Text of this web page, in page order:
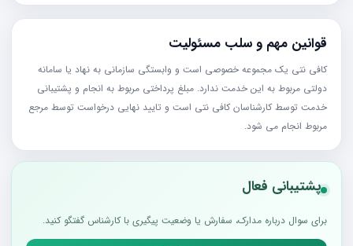
قوانین مهم و سلب مسئولیت
کافی نتی یک مجموعه خصوصی است و وابستگی سازمانی به نهاد یا سامانه
دولتی مربوط به این خدمت ندارد. مبلغ پرداختی مربوط به انجام و پشتیبانی
خدمت توسط کارشناسان کافی نتی است و تایید نهایی درخواست توسط مرجع
مربوط انجام می شود.
پشتیبانی فعال
برای سوال درباره مدارک، سفارش یا وضعیت پیگیری با کارشناس گفتگو کنید.